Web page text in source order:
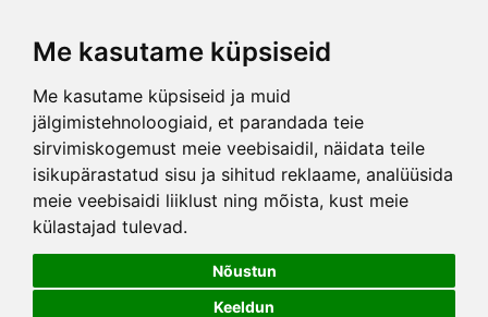
Me kasutame küpsiseid
Me kasutame küpsiseid ja muid
jälgimistehnoloogiaid, et parandada teie
sirvimiskogemust meie veebisaidil, näidata teile
isikupärastatud sisu ja sihitud reklaame, analüüsida
meie veebisaidi liiklust ning mõista, kust meie
külastajad tulevad.
Nõustun
Keeldun